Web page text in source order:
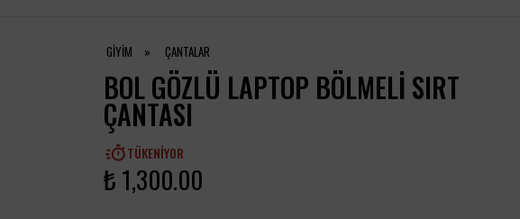
GİYİM » ÇANTALAR
BOL GÖZLÜ LAPTOP BÖLMELI SIRT
ÇANTASI
TÜKENIYOR
₺ 1,300.00